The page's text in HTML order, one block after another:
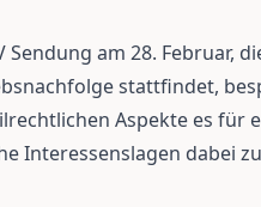
Sendung am 28. Februar,
stattfindet,
Aspekte es für
Interessenslagen dabei